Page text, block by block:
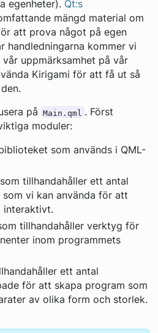
egenheter). Qt:s
mängd material om
att prova något på egen
handledningarna kommer vi
uppmärksamhet på vår
Kirigami för att få ut så
på Main.qml . Först
moduler:
som används i QML-
tillhandahåller ett antal
vi kan använda för att
interaktivt.
tillhandahåller verktyg för
inom programmets
ett antal
för att skapa program som
av olika form och storlek.